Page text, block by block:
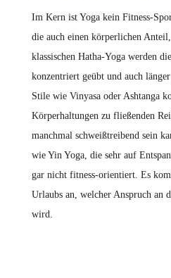
Im Kern ist Yoga kein Fitness-
die auch einen körperlichen
klassischen Hatha-Yoga werden
konzentriert geübt und auch
Stile wie Vinyasa oder Ashtanga
Körperhaltungen zu fließenden
manchmal schweißtreibend sein
wie Yin Yoga, die sehr auf
gar nicht fitness-orientiert. Es
Urlaubs an, welcher Anspruch an
wird.